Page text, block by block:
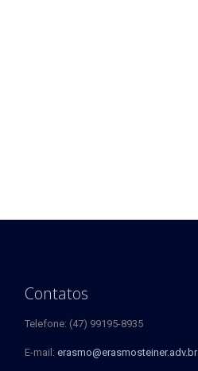
Contatos
Telefone: (47) 99195-8935
E-mail: erasmo@erasmosteiner.adv.br